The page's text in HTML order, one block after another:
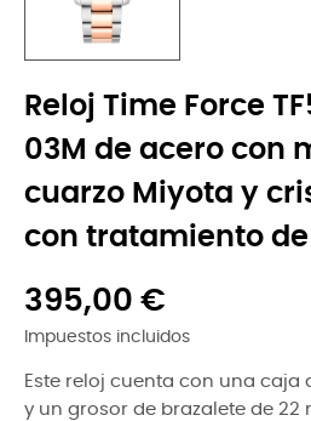
Reloj Time Force
03M de acero con
cuarzo Miyota y
con tratamiento
395,00 €
Impuestos incluidos
Este reloj cuenta con una caja
y un grosor de brazalete de 22